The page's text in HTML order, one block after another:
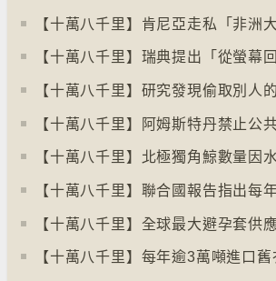
【十萬八千里】肯尼亞走私「非洲
【十萬八千里】研究發現偷取別人